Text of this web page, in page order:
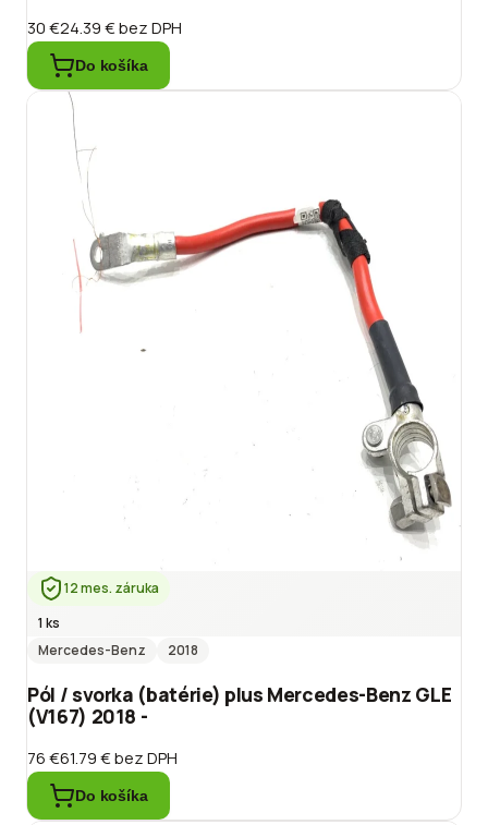
30 €24.39 €bez DPH
Do košíka
12 mes. záruka
1 ks
Mercedes-Benz
2018
Pól / svorka (batérie) plus Mercedes-Benz GLE
(V167) 2018 -
76 €61.79 €bez DPH
Do košíka